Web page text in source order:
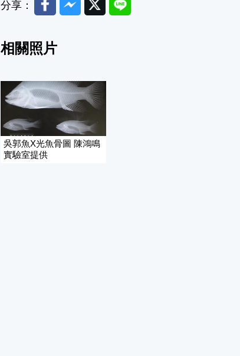
分享：
相關照片
吳郭魚X光魚骨圖 陳鴻鳴
實驗室提供